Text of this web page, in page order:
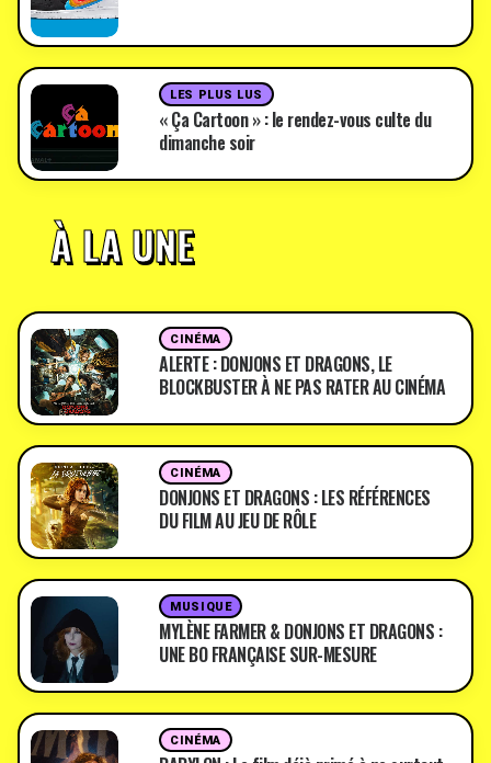
LES PLUS LUS
« Ça Cartoon » : le rendez-vous culte du
dimanche soir
À LA UNE
CINÉMA
ALERTE : DONJONS ET DRAGONS, LE
BLOCKBUSTER À NE PAS RATER AU CINÉMA
CINÉMA
DONJONS ET DRAGONS : LES RÉFÉRENCES
DU FILM AU JEU DE RÔLE
MUSIQUE
MYLÈNE FARMER & DONJONS ET DRAGONS :
UNE BO FRANÇAISE SUR-MESURE
CINÉMA